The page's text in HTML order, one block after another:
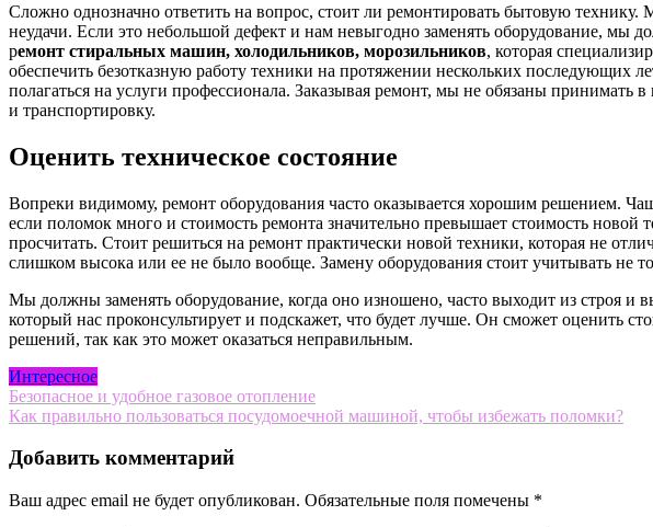
Сложно однозначно ответить на вопрос, стоит ли ремонтировать бытовую
неудачи. Если это небольшой дефект и нам невыгодно заменять оборудование, мы
ремонт стиральных машин, холодильников, морозильников, которая
обеспечить безотказную работу техники на протяжении нескольких
полагаться на услуги профессионала. Заказывая ремонт, мы не обязаны
и транспортировку.
Оценить техническое состояние
Вопреки видимому, ремонт оборудования часто оказывается хорошим решением.
если поломок много и стоимость ремонта значительно превышает стоимость
просчитать. Стоит решиться на ремонт практически новой техники, которая не
слишком высока или ее не было вообще. Замену оборудования стоит учитывать не
Мы должны заменять оборудование, когда оно изношено, часто выходит из строя и
который нас проконсультирует и подскажет, что будет лучше. Он сможет оценить
решений, так как это может оказаться неправильным.
Интересное
Навигация
по
записям
Безопасное и удобное газовое отопление
Как правильно пользоваться посудомоечной машиной, чтобы избежать поломки?
Добавить комментарий
Ваш адрес email не будет опубликован. Обязательные поля помечены *